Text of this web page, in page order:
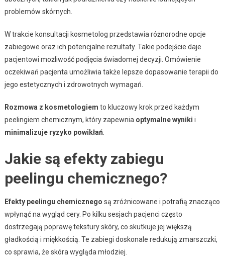
problemów skórnych.
W trakcie konsultacji kosmetolog przedstawia różnorodne opcje
zabiegowe oraz ich potencjalne rezultaty. Takie podejście daje
pacjentowi możliwość podjęcia świadomej decyzji. Omówienie
oczekiwań pacjenta umożliwia także lepsze dopasowanie terapii do
jego estetycznych i zdrowotnych wymagań.
Rozmowa z kosmetologiem to kluczowy krok przed każdym
peelingiem chemicznym, który zapewnia optymalne wyniki i
minimalizuje ryzyko powikłań
Jakie są efekty zabiegu
peelingu chemicznego?
Efekty peelingu chemicznego są zróżnicowane i potrafią znacząco
wpłynąć na wygląd cery. Po kilku sesjach pacjenci często
dostrzegają poprawę tekstury skóry, co skutkuje jej większą
gładkością i miękkością. Te zabiegi doskonale redukują zmarszczki,
co sprawia, że skóra wygląda młodziej.